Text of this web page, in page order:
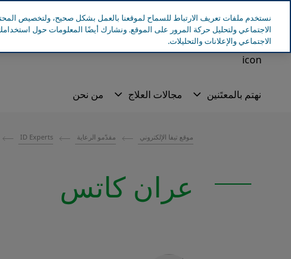
انتقل إلى المحتوى الرئيسي
موقع تيفا الإلكتروني مقدّمو الرعاية ID Experts
عران كاتس
نستخدم ملفات تعريف الارتباط للسماح لموقعنا بالعمل بشكل صحيح، ولتخصيص
الاجتماعي ولتحليل حركة المرور على الموقع. ونشارك أيضًا المعلومات حول
الاجتماعي والإعلانات والتحليلات.